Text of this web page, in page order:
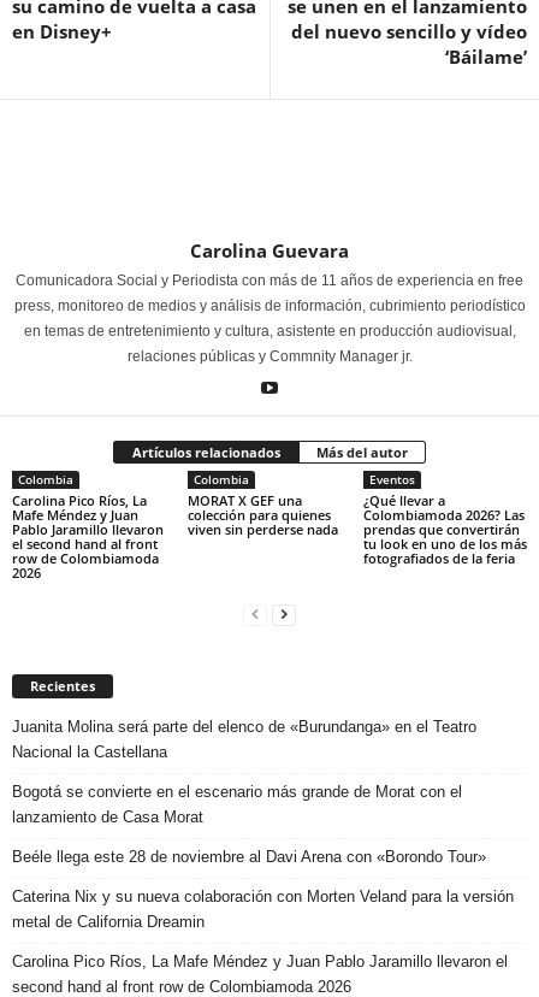
su camino de vuelta a casa
en Disney+
se unen en el lanzamiento
del nuevo sencillo y vídeo
‘Báilame’
Carolina Guevara
Comunicadora Social y Periodista con más de 11 años de experiencia en free
press, monitoreo de medios y análisis de información, cubrimiento periodístico
en temas de entretenimiento y cultura, asistente en producción audiovisual,
relaciones públicas y Commnity Manager jr.
Artículos relacionados Más del autor
Colombia
Carolina Pico Ríos, La
Mafe Méndez y Juan
Pablo Jaramillo llevaron
el second hand al front
row de Colombiamoda
2026
Colombia
MORAT X GEF una
colección para quienes
viven sin perderse nada
Eventos
¿Qué llevar a
Colombiamoda 2026? Las
prendas que convertirán
tu look en uno de los más
fotografiados de la feria
Recientes
Juanita Molina será parte del elenco de «Burundanga» en el Teatro
Nacional la Castellana
Bogotá se convierte en el escenario más grande de Morat con el
lanzamiento de Casa Morat
Beéle llega este 28 de noviembre al Davi Arena con «Borondo Tour»
Caterina Nix y su nueva colaboración con Morten Veland para la versión
metal de California Dreamin
Carolina Pico Ríos, La Mafe Méndez y Juan Pablo Jaramillo llevaron el
second hand al front row de Colombiamoda 2026